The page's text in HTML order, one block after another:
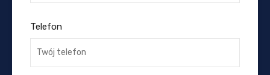
Telefon